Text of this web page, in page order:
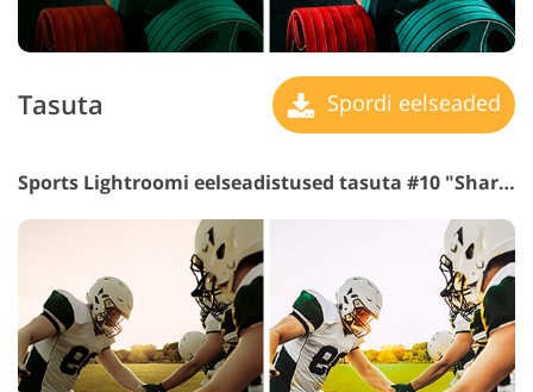
Tasuta Spordi eelseaded
Sports Lightroomi eelseadistused tasuta #10 "Sharpen"